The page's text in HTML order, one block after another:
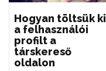
Hogyan töltsük ki
a felhasználói
profilt a
társkereső
oldalon